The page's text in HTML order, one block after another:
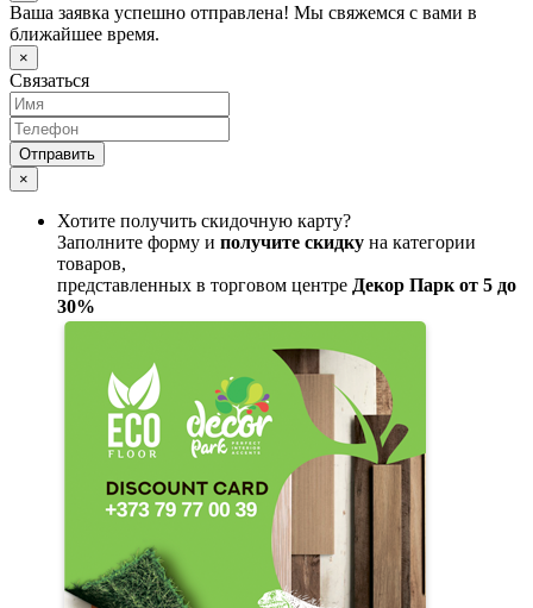
Ваша заявка успешно отправлена! Мы свяжемся с вами в
ближайшее время.
×
Связаться
Отправить
×
Хотите получить скидочную карту?
Заполните форму и получите скидку на категории
товаров,
представленных в торговом центре Декор Парк от 5 до
30%